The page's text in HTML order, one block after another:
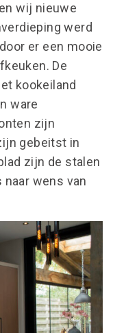
wij nieuwe
werd
er een mooie
De
kookeiland
ware
zijn
gebeitst in
zijn de stalen
wens van